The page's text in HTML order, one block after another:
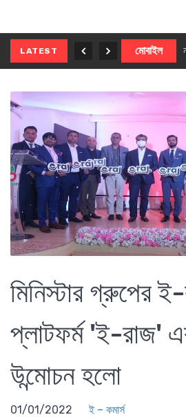
LATEST মোবাইল
মিনিস্টার গ্রুপের ই-
প্লাটফর্ম 'ই-রাজ'
উন্মোচন হলো
01/01/2022 ই – কমার্স